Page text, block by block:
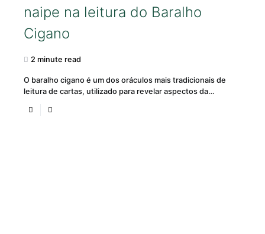
naipe na leitura do Baralho
Cigano
2 minute read
O baralho cigano é um dos oráculos mais tradicionais de
leitura de cartas, utilizado para revelar aspectos da…